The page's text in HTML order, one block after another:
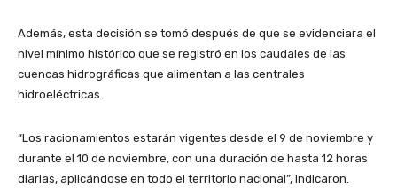
Además, esta decisión se tomó después de que se evidenciara el
nivel mínimo histórico que se registró en los caudales de las
cuencas hidrográficas que alimentan a las centrales
hidroeléctricas.
“Los racionamientos estarán vigentes desde el 9 de noviembre y
durante el 10 de noviembre, con una duración de hasta 12 horas
diarias, aplicándose en todo el territorio nacional”, indicaron.